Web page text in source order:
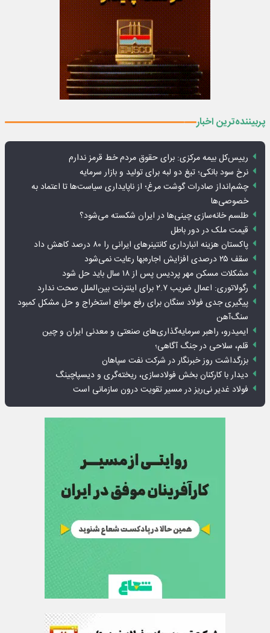
پربیننده‌ترین اخبار
رییس‌کل بیمه مرکزی: برای حقوق مردم خط قرمز ندارم
نرخ سود بانکی؛ تیغ دو لبه برای تولید و بازار سرمایه
چشم‌انداز صادرات گوشت مرغ؛ از ناپایداری سیاست‌ها تا اعتماد به
خصوصی‌ها
طلسم خانه‌سازی چینی‌ها در ایران شکسته می‌شود؟
قیمت ملک در دور باطل
پاکستان هزینه انبارداری کانتینرهای ایرانی را ۸۰ درصد کاهش داد
سقف ۲۵ درصدی افزایش اجاره‌بها رعایت نمی‌شود
مشکلات مسکن مهر پردیس پس از ۱۸ سال باید حل شود
رگولاتوری: اعمال ضریب ۲.۷ برای اینترنت بین‌الملل صحت ندارد
پیگیری جدی فولاد سنگان برای رفع موانع استخراج و حل مشکل کمبود
سنگ‌آهن
ایمیدرو، راهبر سرمایه‌گذاری‌های صنعتی و معدنی ایران و چین
قلم، سلاحی در جنگ آگاهی؛
بزرگداشت روز خبرنگار در شرکت نفت سپاهان
دیدار با کارکنان بخش فولادسازی، ریخته‌گری و دیسپاچینگ
فولاد غدیر نی‌ریز در مسیر تقویت درون سازمانی است